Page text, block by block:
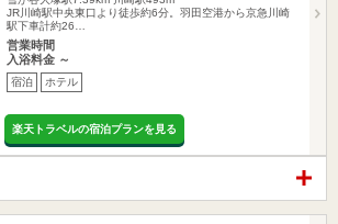
JR川崎駅中央東口より徒歩約6分。羽田空港から京急川崎
駅下車計約26…
営業時間
入浴料金 ～
宿泊 ホテル
楽天トラベルの宿泊プランを見る